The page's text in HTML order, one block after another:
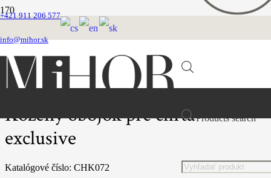
+421 911 206 577
info@mihor.sk
Products search
Domovská stránka
Chrtie obojky
Kožený obojok pre chrta exclusive
Kožený obojok pre chrta
exclusive
Katalógové číslo: CHK072